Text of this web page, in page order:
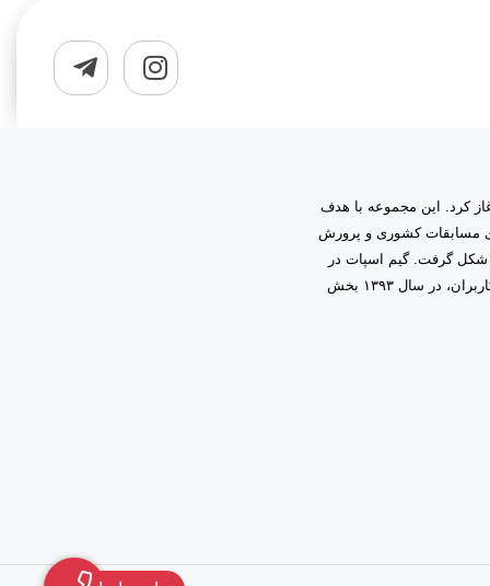
مدیریت دانیال زمینی آغاز کرد. این مجموعه با هدف
مسابقات کشوری و پرورش
شکل گرفت. گیم اسپات در
ابتدا فعالیت خود را در قالب گیم‌نت حرفه‌ای آغاز کرد و با اعتماد و همراهی شما کاربران، در سال ۱۳۹۳ بخش